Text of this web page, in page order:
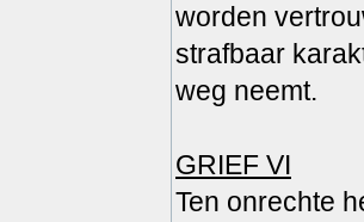
worden
strafbaar
weg neemt.
GRIEF VI
Ten onrechte